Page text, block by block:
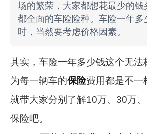
场的繁荣，大家都想花最少的钱
都全面的车险险种。车险一年多
时，当然要考虑价格因素。
其实，车险一年多少钱这个无法
为每一辆车的保险费用都是不一
就带大家分别了解10万、30万
保险吧。